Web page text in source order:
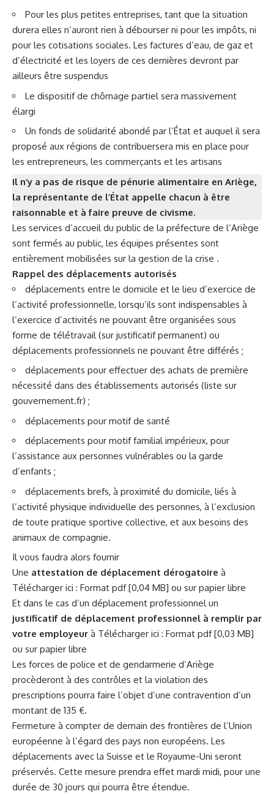
Pour les plus petites entreprises, tant que la situation
durera elles n’auront rien à débourser ni pour les impôts, ni
pour les cotisations sociales. Les factures d’eau, de gaz et
d’électricité et les loyers de ces dernières devront par
ailleurs être suspendus
Le dispositif de chômage partiel sera massivement
élargi
Un fonds de solidarité abondé par l’État et auquel il sera
proposé aux régions de contribuersera mis en place pour
les entrepreneurs, les commerçants et les artisans
Il n’y a pas de risque de pénurie alimentaire en Ariège,
la représentante de l’État appelle chacun à être
raisonnable et à faire preuve de civisme.
Les services d’accueil du public de la préfecture de l’Ariège
sont fermés au public, les équipes présentes sont
entièrement mobilisées sur la gestion de la crise .
Rappel des déplacements autorisés
déplacements entre le domicile et le lieu d’exercice de
l’activité professionnelle, lorsqu’ils sont indispensables à
l’exercice d’activités ne pouvant être organisées sous
forme de télétravail (sur justificatif permanent) ou
déplacements professionnels ne pouvant être différés ;
déplacements pour effectuer des achats de première
nécessité dans des établissements autorisés (liste sur
gouvernement.fr) ;
déplacements pour motif de santé
déplacements pour motif familial impérieux, pour
l’assistance aux personnes vulnérables ou la garde
d’enfants ;
déplacements brefs, à proximité du domicile, liés à
l’activité physique individuelle des personnes, à l’exclusion
de toute pratique sportive collective, et aux besoins des
animaux de compagnie.
Il vous faudra alors fournir
Une attestation de déplacement dérogatoire à
Télécharger ici : Format pdf [0,04 MB] ou sur papier libre
Et dans le cas d’un déplacement professionnel un
justificatif de déplacement professionnel à remplir par
votre employeur à Télécharger ici : Format pdf [0,03 MB]
ou sur papier libre
Les forces de police et de gendarmerie d’Ariège
procèderont à des contrôles et la violation des
prescriptions pourra faire l’objet d’une contravention d’un
montant de 135 €.
Fermeture à compter de demain des frontières de l’Union
européenne à l’égard des pays non européens. Les
déplacements avec la Suisse et le Royaume-Uni seront
préservés. Cette mesure prendra effet mardi midi, pour une
durée de 30 jours qui pourra être étendue.